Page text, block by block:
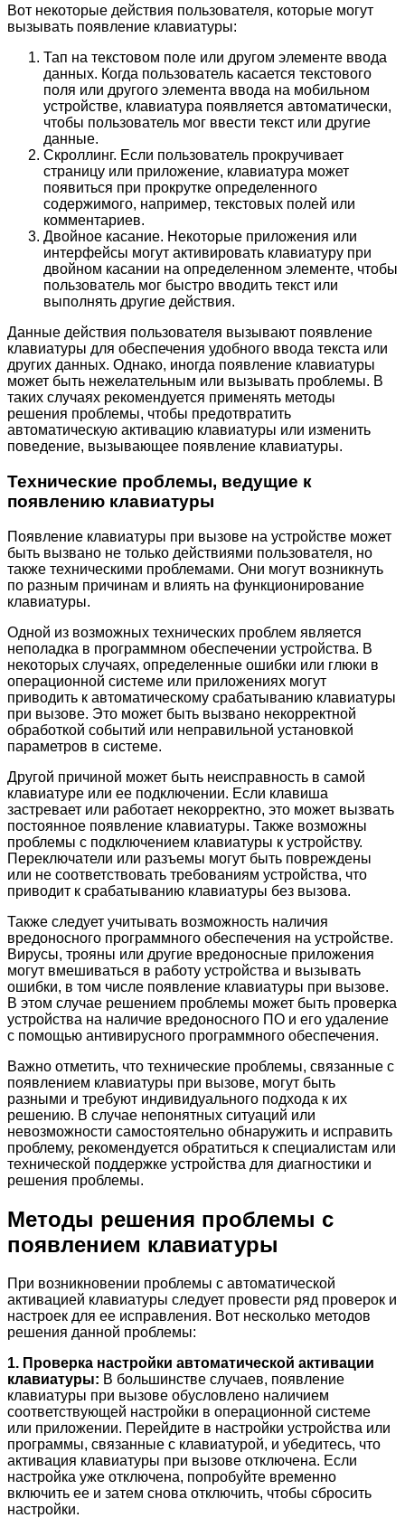
Вот некоторые действия пользователя, которые могут
вызывать появление клавиатуры:
Тап на текстовом поле или другом элементе ввода
данных. Когда пользователь касается текстового
поля или другого элемента ввода на мобильном
устройстве, клавиатура появляется автоматически,
чтобы пользователь мог ввести текст или другие
данные.
Скроллинг. Если пользователь прокручивает
страницу или приложение, клавиатура может
появиться при прокрутке определенного
содержимого, например, текстовых полей или
комментариев.
Двойное касание. Некоторые приложения или
интерфейсы могут активировать клавиатуру при
двойном касании на определенном элементе, чтобы
пользователь мог быстро вводить текст или
выполнять другие действия.
Данные действия пользователя вызывают появление
клавиатуры для обеспечения удобного ввода текста или
других данных. Однако, иногда появление клавиатуры
может быть нежелательным или вызывать проблемы. В
таких случаях рекомендуется применять методы
решения проблемы, чтобы предотвратить
автоматическую активацию клавиатуры или изменить
поведение, вызывающее появление клавиатуры.
Технические проблемы, ведущие к
появлению клавиатуры
Появление клавиатуры при вызове на устройстве может
быть вызвано не только действиями пользователя, но
также техническими проблемами. Они могут возникнуть
по разным причинам и влиять на функционирование
клавиатуры.
Одной из возможных технических проблем является
неполадка в программном обеспечении устройства. В
некоторых случаях, определенные ошибки или глюки в
операционной системе или приложениях могут
приводить к автоматическому срабатыванию клавиатуры
при вызове. Это может быть вызвано некорректной
обработкой событий или неправильной установкой
параметров в системе.
Другой причиной может быть неисправность в самой
клавиатуре или ее подключении. Если клавиша
застревает или работает некорректно, это может вызвать
постоянное появление клавиатуры. Также возможны
проблемы с подключением клавиатуры к устройству.
Переключатели или разъемы могут быть повреждены
или не соответствовать требованиям устройства, что
приводит к срабатыванию клавиатуры без вызова.
Также следует учитывать возможность наличия
вредоносного программного обеспечения на устройстве.
Вирусы, трояны или другие вредоносные приложения
могут вмешиваться в работу устройства и вызывать
ошибки, в том числе появление клавиатуры при вызове.
В этом случае решением проблемы может быть проверка
устройства на наличие вредоносного ПО и его удаление
с помощью антивирусного программного обеспечения.
Важно отметить, что технические проблемы, связанные с
появлением клавиатуры при вызове, могут быть
разными и требуют индивидуального подхода к их
решению. В случае непонятных ситуаций или
невозможности самостоятельно обнаружить и исправить
проблему, рекомендуется обратиться к специалистам или
технической поддержке устройства для диагностики и
решения проблемы.
Методы решения проблемы с
появлением клавиатуры
При возникновении проблемы с автоматической
активацией клавиатуры следует провести ряд проверок и
настроек для ее исправления. Вот несколько методов
решения данной проблемы:
1. Проверка настройки автоматической активации
клавиатуры: В большинстве случаев, появление
клавиатуры при вызове обусловлено наличием
соответствующей настройки в операционной системе
или приложении. Перейдите в настройки устройства или
программы, связанные с клавиатурой, и убедитесь, что
активация клавиатуры при вызове отключена. Если
настройка уже отключена, попробуйте временно
включить ее и затем снова отключить, чтобы сбросить
настройки.